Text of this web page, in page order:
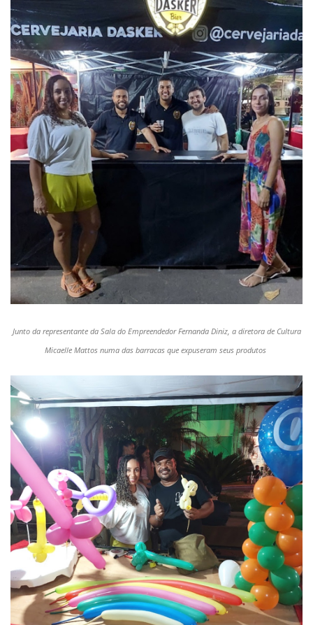
Junto da representante da Sala do Empreendedor Fernanda Diniz, a diretora de Cultura
Micaelle Mattos numa das barracas que expuseram seus produtos